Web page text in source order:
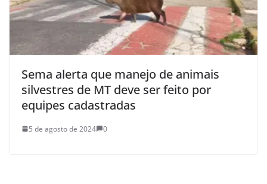
Sema alerta que manejo de animais
silvestres de MT deve ser feito por
equipes cadastradas
5 de agosto de 2024 0